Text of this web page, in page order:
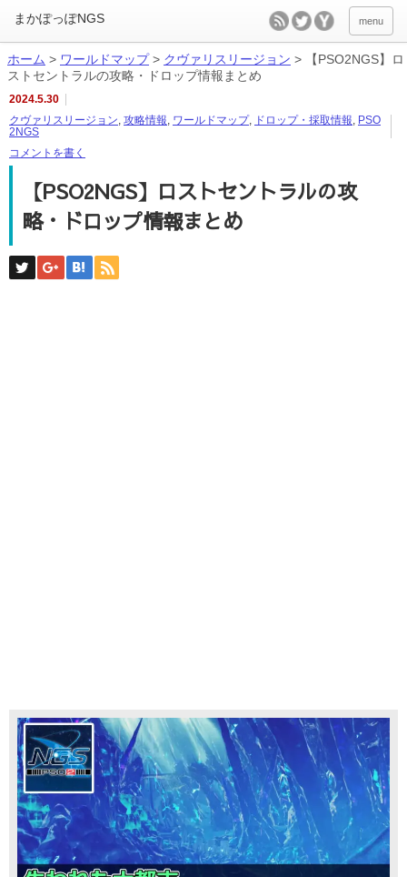
menu
ホーム > ワールドマップ> クヴァリスリージョン >
【PSO2NGS】ロ
ストセントラルの攻略・ドロップ情報まとめ
2024.5.30
クヴァリスリージョン, 攻略情報, ワールドマップ, ドロップ・採取情報, PSO
2NGS
コメントを書く
【PSO2NGS】ロストセントラルの攻
略・ドロップ情報まとめ